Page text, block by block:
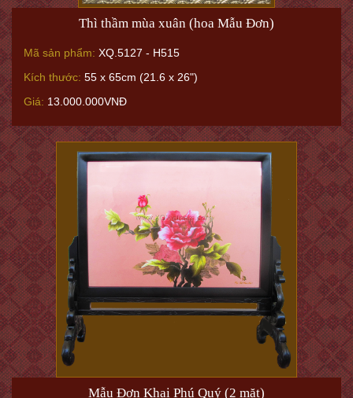
Thì thầm mùa xuân (hoa Mẫu Đơn)
Mã sản phẩm: XQ.5127 - H515
Kích thước: 55 x 65cm (21.6 x 26")
Giá: 13.000.000VNĐ
Mẫu Đơn Khai Phú Quý (2 mặt)